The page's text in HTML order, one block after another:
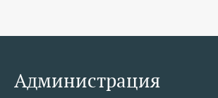
Администрация